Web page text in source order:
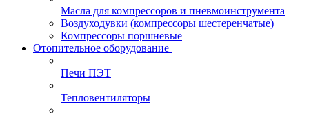
Масла для компрессоров и пневмоинструмента
Воздуходувки (компрессоры шестеренчатые)
Компрессоры поршневые
Отопительное оборудование
Печи ПЭТ
Тепловентиляторы